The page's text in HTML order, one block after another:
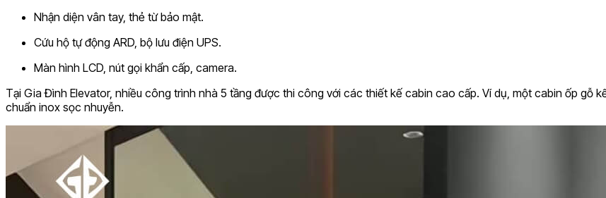
Nhận diện vân tay, thẻ từ bảo mật.
Cứu hộ tự động ARD, bộ lưu điện UPS.
Màn hình LCD, nút gọi khẩn cấp, camera.
Tại Gia Đình Elevator, nhiều công trình nhà 5 tầng được thi công với các thiết kế cabin cao cấp. Ví dụ, một cabin ốp gỗ
chuẩn inox sọc nhuyễn.